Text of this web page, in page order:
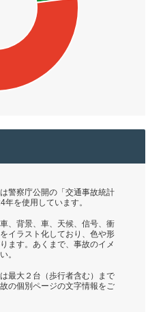
警察庁公開の「交通事故統計
を使用しています。
、背景、車、天候、信号、衝
イラスト化しており、色や形
ます。あくまで、事故のイメ
。
最大２台（歩行者含む）まで
の個別ページの文字情報をご